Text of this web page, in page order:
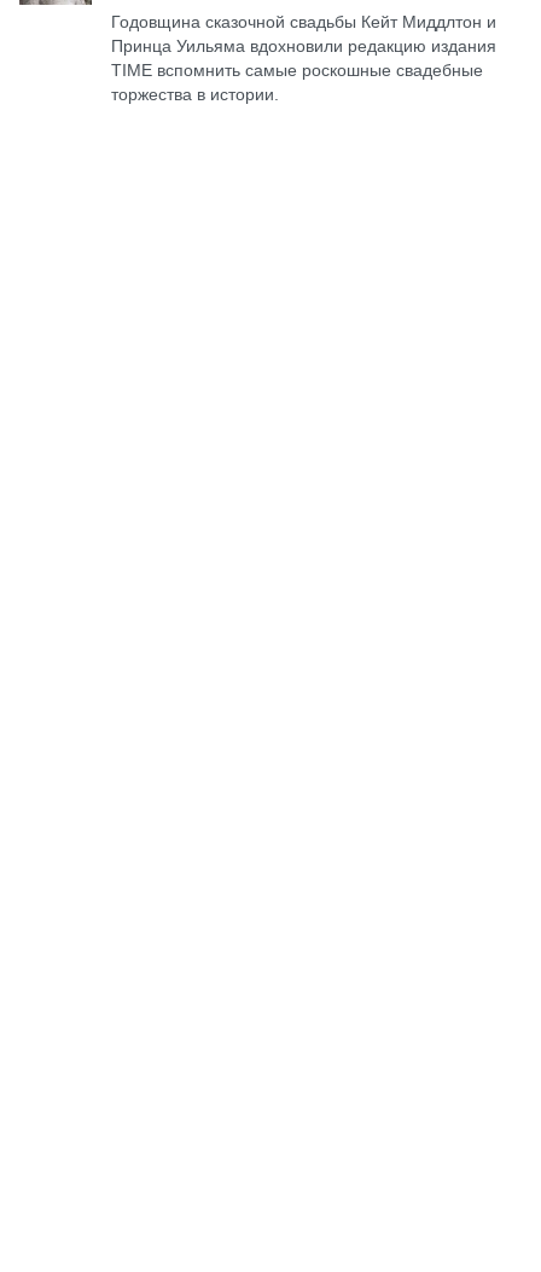
Годовщина сказочной свадьбы Кейт Миддлтон и
Принца Уильяма вдохновили редакцию издания
TIME вспомнить самые роскошные свадебные
торжества в истории.